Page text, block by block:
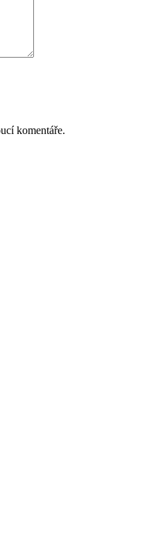
komentáře.